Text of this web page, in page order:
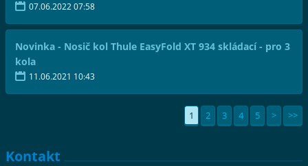
07.06.2022 07:58
Novinka - Nosič kol Thule EasyFold XT 934 skládací - pro 3
kola
11.06.2021 10:43
1 2 3 4 5 > >>
Kontakt